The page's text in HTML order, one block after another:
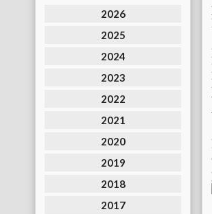
2026
2025
2024
2023
2022
2021
2020
2019
2018
2017